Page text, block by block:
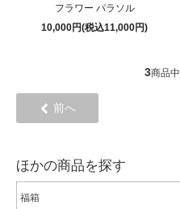
フラワー パラソル
10,000円(税込11,000円)
3商品中
前へ
ほかの商品を探す